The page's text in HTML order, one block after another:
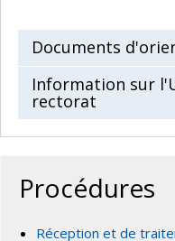
Documents
Information sur
rectorat
Procédures
Réception et de